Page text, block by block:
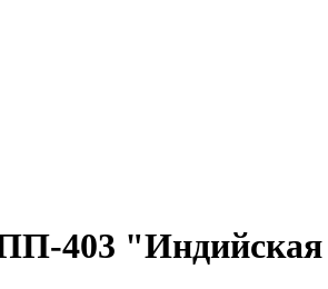
403 "Индийская